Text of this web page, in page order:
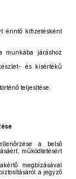
érintő kifizetésként
munkába járáshoz
és kisértékű
teljesítése,
a belső
működtetésért
megbízásával
a jegyző